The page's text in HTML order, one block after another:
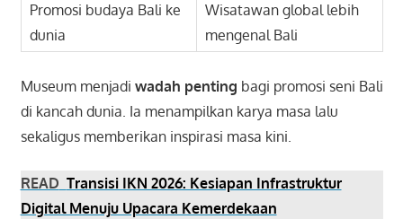
Promosi budaya Bali ke
dunia
Wisatawan global lebih
mengenal Bali
Museum menjadi wadah penting bagi promosi seni Bali
di kancah dunia. Ia menampilkan karya masa lalu
sekaligus memberikan inspirasi masa kini.
READ Transisi IKN 2026: Kesiapan Infrastruktur
Digital Menuju Upacara Kemerdekaan